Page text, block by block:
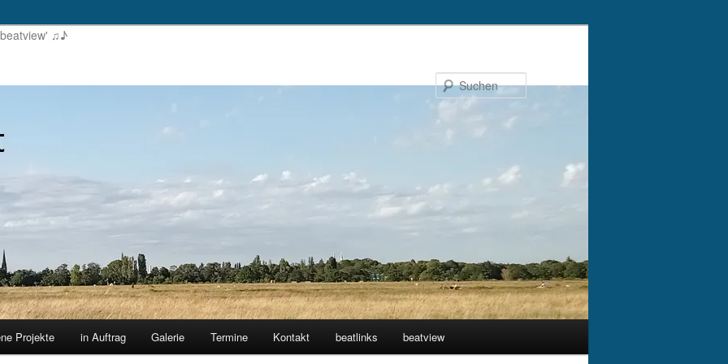
♫♪
Suchen
Projekte in Auftrag Galerie Termine Kontakt beatlinks beatview